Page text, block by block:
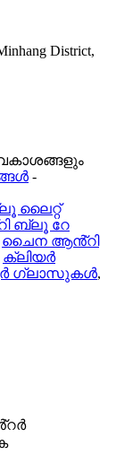
District,
-
ലൈറ്റ്
ബ്ലൂ റേ
ചൈന ആൻ്റി
ക്ലിയർ
ഗ്ലാസുകൾ,